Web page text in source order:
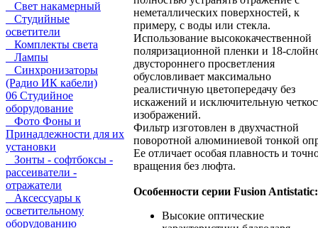
Свет накамерный
Студийные
осветители
Комплекты света
Лампы
Синхронизаторы
(Радио ИК кабели)
06 Студийное
оборудование
Фото Фоны и
Принадлежности для их
установки
Зонты - софтбоксы -
рассеиватели -
отражатели
Аксессуары к
осветительному
оборудованию
неметаллических поверхностей, к
примеру, с воды или стекла.
Использование высококачественной
поляризационной пленки и 18-
двустороннего просветления
обусловливает максимально
реалистичную цветопередачу без
искажений и исключительную
изображений.
Фильтр изготовлен в двухчастной
поворотной алюминиевой тонкой
Ее отличает особая плавность и
вращения без люфта.
Особенности серии Fusion Antistatic:
Высокие оптические